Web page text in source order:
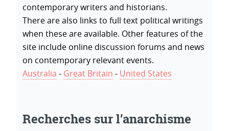
contemporary writers and historians.
There are also links to full text political writings
when these are available. Other features of the
site include online discussion forums and news
on contemporary relevant events.
Australia - Great Britain - United States
Recherches sur l’anarchisme